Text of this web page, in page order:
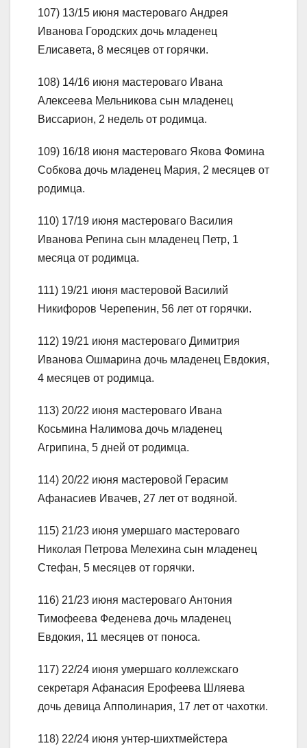
107) 13/15 июня мастероваго Андрея
Иванова Городских дочь младенец
Елисавета, 8 месяцев от горячки.
108) 14/16 июня мастероваго Ивана
Алексеева Мельникова сын младенец
Виссарион, 2 недель от родимца.
109) 16/18 июня мастероваго Якова Фомина
Собкова дочь младенец Мария, 2 месяцев от
родимца.
110) 17/19 июня мастероваго Василия
Иванова Репина сын младенец Петр, 1
месяца от родимца.
111) 19/21 июня мастеровой Василий
Никифоров Черепенин, 56 лет от горячки.
112) 19/21 июня мастероваго Димитрия
Иванова Ошмарина дочь младенец Евдокия,
4 месяцев от родимца.
113) 20/22 июня мастероваго Ивана
Косьмина Налимова дочь младенец
Агрипина, 5 дней от родимца.
114) 20/22 июня мастеровой Герасим
Афанасиев Ивачев, 27 лет от водяной.
115) 21/23 июня умершаго мастероваго
Николая Петрова Мелехина сын младенец
Стефан, 5 месяцев от горячки.
116) 21/23 июня мастероваго Антония
Тимофеева Феденева дочь младенец
Евдокия, 11 месяцев от поноса.
117) 22/24 июня умершаго коллежскаго
секретаря Афанасия Ерофеева Шляева
дочь девица Апполинария, 17 лет от чахотки.
118) 22/24 июня унтер-шихтмейстера